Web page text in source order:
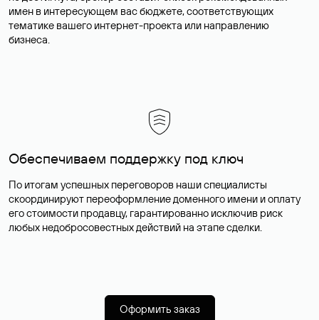
имен в интересующем вас бюджете, соответствующих
тематике вашего интернет-проекта или направлению
бизнеса.
Обеспечиваем поддержку под ключ
По итогам успешных переговоров наши специалисты
скоординируют переоформление доменного имени и оплату
его стоимости продавцу, гарантированно исключив риск
любых недобросовестных действий на этапе сделки.
Оформить заказ